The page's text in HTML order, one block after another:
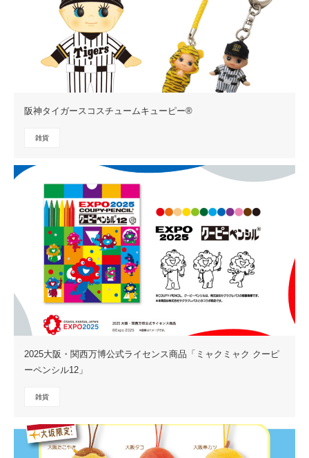
阪神タイガースコスチュームキューピー®︎
雑貨
2025大阪・関西万博公式ライセンス商品「ミャクミャク クーピ
ーペンシル12」
雑貨